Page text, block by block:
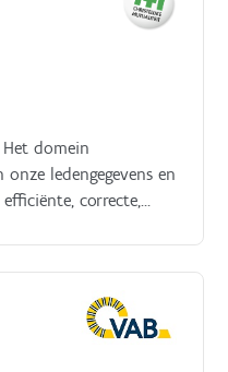
domein
ledengegevens en
correcte,
en een Product Owner
Tester AI die in